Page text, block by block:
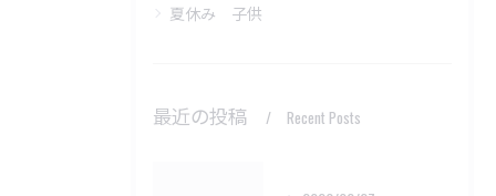
夏休み 子供
最近の投稿 Recent Posts